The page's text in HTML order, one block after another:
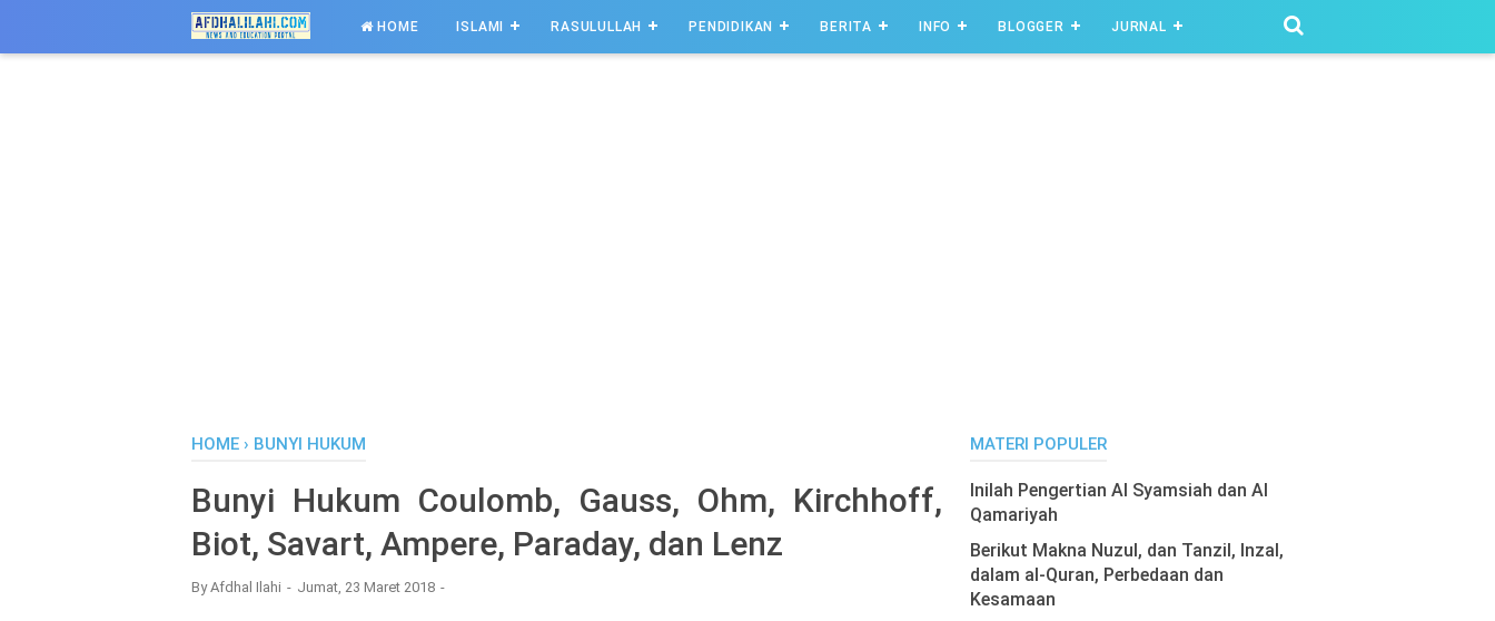
HOME ISLAMI RASULULLAH PENDIDIKAN BERITA INFO BLOGGER JURNAL
HOME › BUNYI HUKUM
Bunyi Hukum Coulomb, Gauss, Ohm, Kirchhoff,
Biot, Savart, Ampere, Paraday, dan Lenz
ByAfdhal Ilahi Jumat, 23 Maret 2018
MATERI POPULER
Inilah Pengertian Al Syamsiah dan Al
Qamariyah
Berikut Makna Nuzul, dan Tanzil, Inzal,
dalam al-Quran, Perbedaan dan
Kesamaan